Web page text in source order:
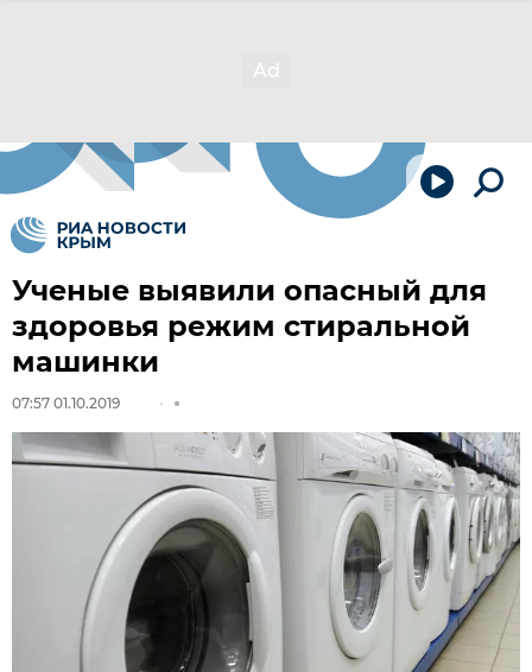
Ученые выявили опасный для
здоровья режим стиральной
машинки
07:57 01.10.2019